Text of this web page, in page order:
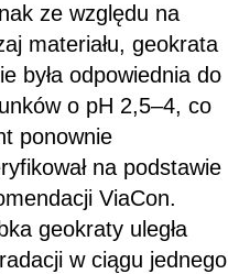
ze względu na
materiału, geokrata
była odpowiednia do
o pH 2,5–4, co
ponownie
na podstawie
ViaCon.
geokraty uległa
w ciągu jednego